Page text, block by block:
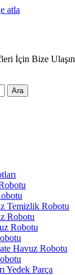
atla
İçin Bize Ulaşın
Ara
Temizlik Robotu
Robotu
Robotu
Havuz Robotu
Yedek Parça